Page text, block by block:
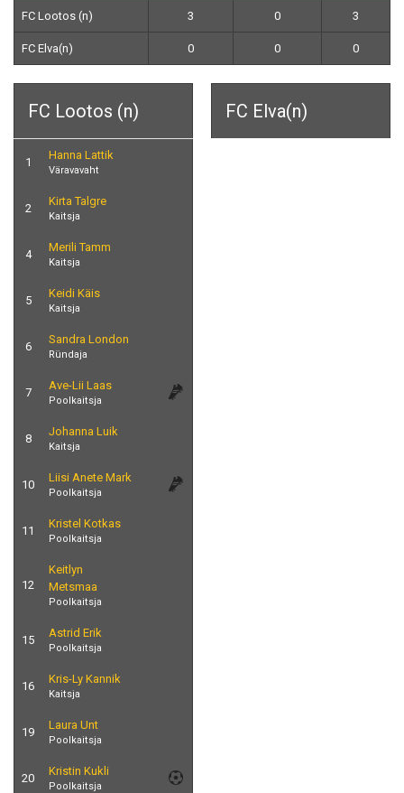
FC Lootos (n) 3 0 3
FC Elva(n) 0 0 0
FC Lootos (n)
1
Hanna Lattik
Väravavaht
2
Kirta Talgre
Kaitsja
4
Merili Tamm
Kaitsja
5
Keidi Käis
Kaitsja
6
Sandra London
Ründaja
7
Ave-Lii Laas
Poolkaitsja
8
Johanna Luik
Kaitsja
10
Liisi Anete Mark
Poolkaitsja
11
Kristel Kotkas
Poolkaitsja
12
Keitlyn
Metsmaa
Poolkaitsja
15
Astrid Erik
Poolkaitsja
16
Kris-Ly Kannik
Kaitsja
19
Laura Unt
Poolkaitsja
20
Kristin Kukli
Poolkaitsja
FC Elva(n)